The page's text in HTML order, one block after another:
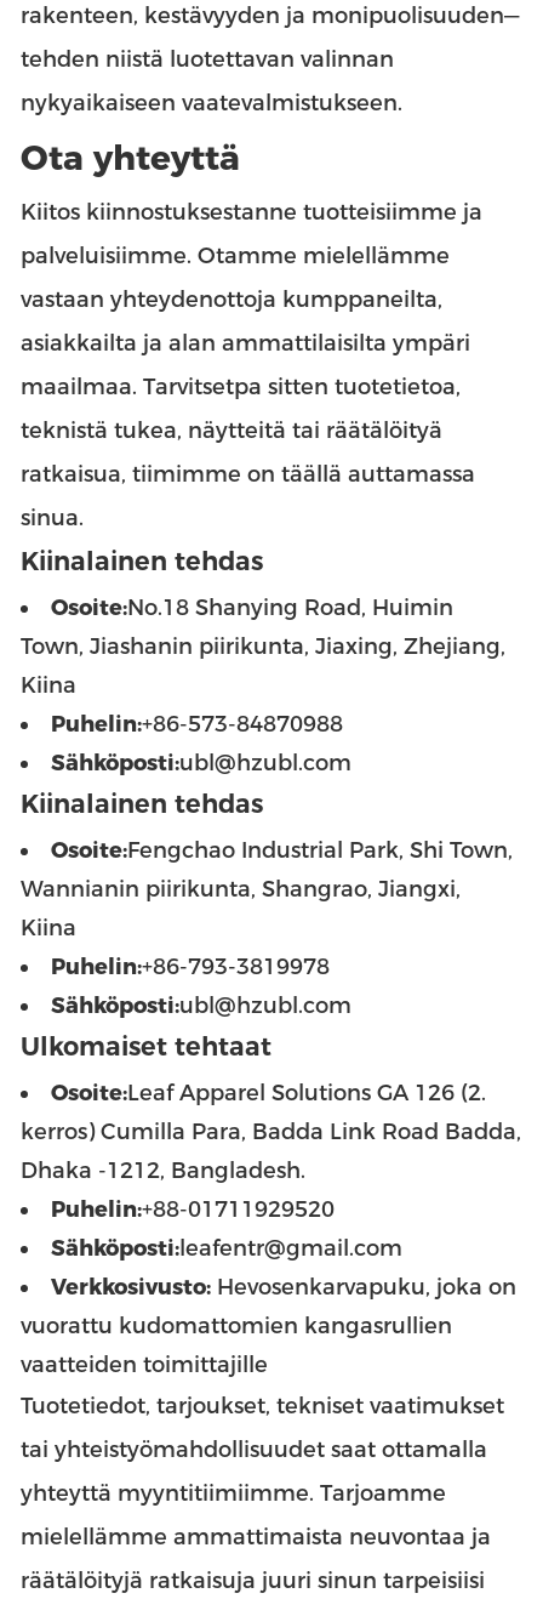
rakenteen, kestävyyden ja monipuolisuuden—
tehden niistä luotettavan valinnan
nykyaikaiseen vaatevalmistukseen.
Ota yhteyttä
Kiitos kiinnostuksestanne tuotteisiimme ja
palveluisiimme. Otamme mielellämme
vastaan yhteydenottoja kumppaneilta,
asiakkailta ja alan ammattilaisilta ympäri
maailmaa. Tarvitsetpa sitten tuotetietoa,
teknistä tukea, näytteitä tai räätälöityä
ratkaisua, tiimimme on täällä auttamassa
sinua.
Kiinalainen tehdas
Osoite:No.18 Shanying Road, Huimin
Town, Jiashanin piirikunta, Jiaxing, Zhejiang,
Kiina
Puhelin:+86-573-84870988
Sähköposti:ubl@hzubl.com
Kiinalainen tehdas
Osoite:Fengchao Industrial Park, Shi Town,
Wannianin piirikunta, Shangrao, Jiangxi,
Kiina
Puhelin:+86-793-3819978
Sähköposti:ubl@hzubl.com
Ulkomaiset tehtaat
Osoite:Leaf Apparel Solutions GA 126 (2.
kerros) Cumilla Para, Badda Link Road Badda,
Dhaka -1212, Bangladesh.
Puhelin:+88-01711929520
Sähköposti:leafentr@gmail.com
Verkkosivusto: Hevosenkarvapuku, joka on
vuorattu kudomattomien kangasrullien
vaatteiden toimittajille
Tuotetiedot, tarjoukset, tekniset vaatimukset
tai yhteistyömahdollisuudet saat ottamalla
yhteyttä myyntitiimiimme. Tarjoamme
mielellämme ammattimaista neuvontaa ja
räätälöityjä ratkaisuja juuri sinun tarpeisiisi